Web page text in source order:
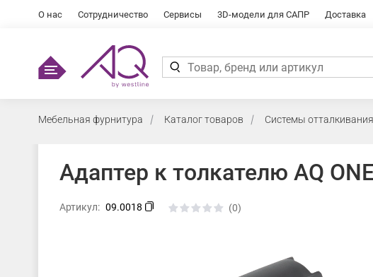
О нас Сотрудничество Сервисы 3D-модели для САПР Доставка
Мебельная фурнитура Каталог товаров Системы
Адаптер к толкателю AQ
Артикул: 09.0018 (0)